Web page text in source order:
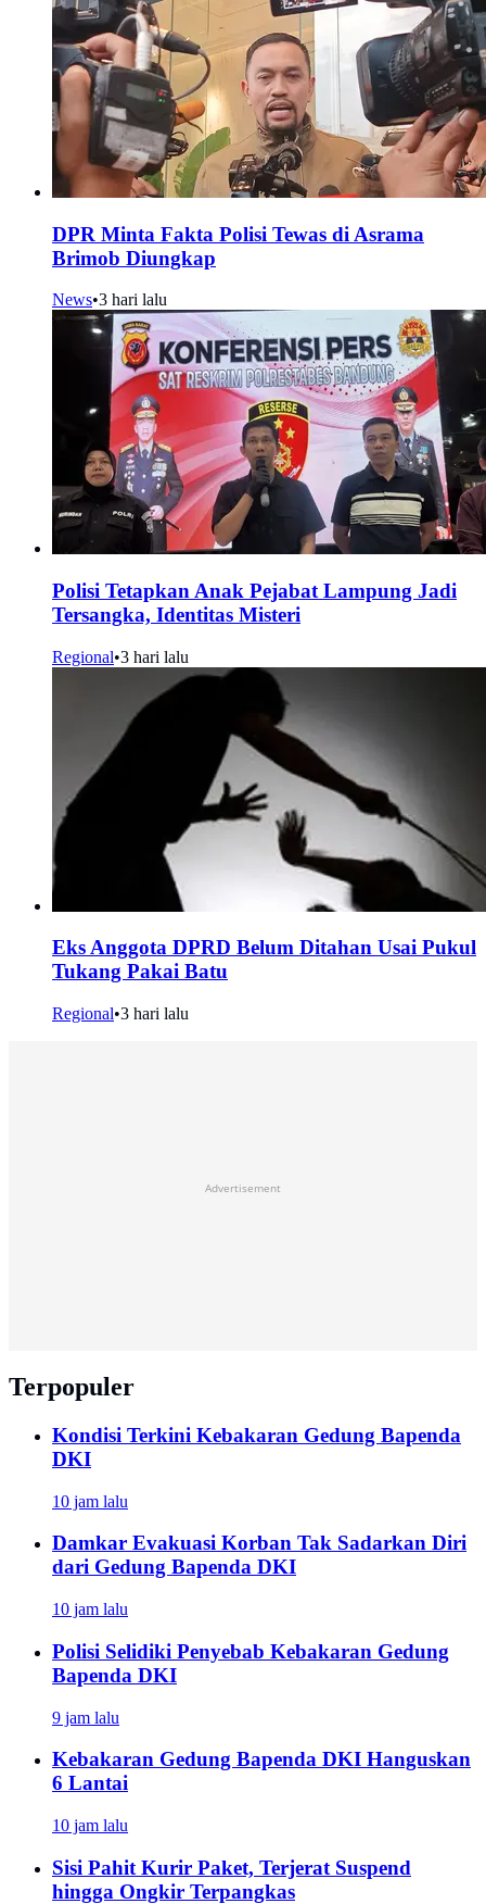
DPR Minta Fakta Polisi Tewas di Asrama
Brimob Diungkap
News•3 hari lalu
Polisi Tetapkan Anak Pejabat Lampung Jadi
Tersangka, Identitas Misteri
Regional•3 hari lalu
Eks Anggota DPRD Belum Ditahan Usai Pukul
Tukang Pakai Batu
Regional•3 hari lalu
Advertisement
Terpopuler
Kondisi Terkini Kebakaran Gedung Bapenda
DKI
10 jam lalu
Damkar Evakuasi Korban Tak Sadarkan Diri
dari Gedung Bapenda DKI
10 jam lalu
Polisi Selidiki Penyebab Kebakaran Gedung
Bapenda DKI
9 jam lalu
Kebakaran Gedung Bapenda DKI Hanguskan
6 Lantai
10 jam lalu
Sisi Pahit Kurir Paket, Terjerat Suspend
hingga Ongkir Terpangkas